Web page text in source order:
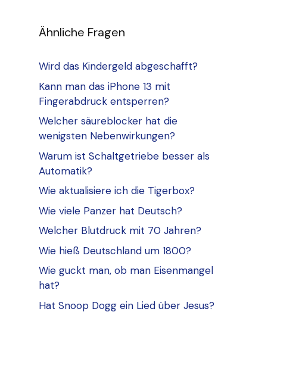
Ähnliche Fragen
Wird das Kindergeld abgeschafft?
Kann man das iPhone 13 mit
Fingerabdruck entsperren?
Welcher säureblocker hat die
wenigsten Nebenwirkungen?
Warum ist Schaltgetriebe besser als
Automatik?
Wie aktualisiere ich die Tigerbox?
Wie viele Panzer hat Deutsch?
Welcher Blutdruck mit 70 Jahren?
Wie hieß Deutschland um 1800?
Wie guckt man, ob man Eisenmangel
hat?
Hat Snoop Dogg ein Lied über Jesus?